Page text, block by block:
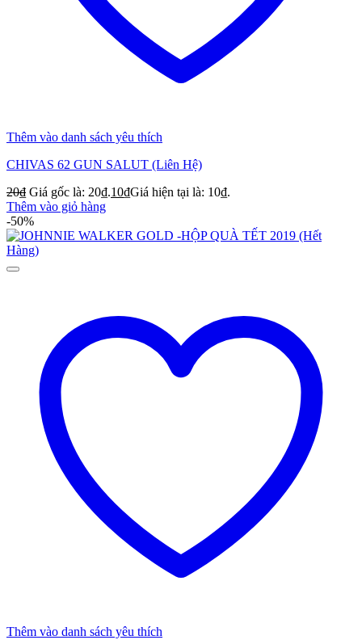
Thêm vào danh sách yêu thích
CHIVAS 62 GUN SALUT (Liên Hệ)
20₫ Giá gốc là: 20₫.10₫Giá hiện tại là: 10₫.
Thêm vào giỏ hàng
-50%
Thêm vào danh sách yêu thích